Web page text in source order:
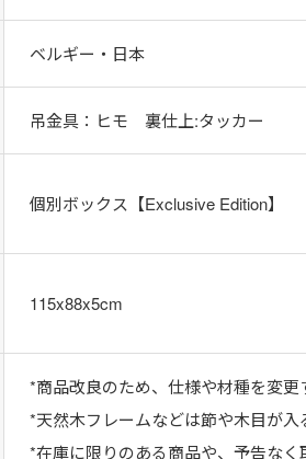
ベルギー・日本
吊金具：ヒモ 裏仕上:タッカー
個別ボックス【Exclusive Edition】
115x88x5cm
*商品改良のため、仕様や材種を変更
*天然木フレームなどは節や木目が入
*在庫に限りのある商品や、予告なく